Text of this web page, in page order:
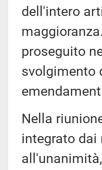
dell'intero
proseguito
svolgimento
Nella
integrato dai